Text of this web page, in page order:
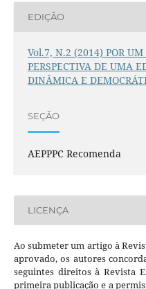
EDIÇÃO
Vol.7, N.2 (2014) POR UM
PERSPECTIVA DE UMA
DINÂMICA E
SEÇÃO
AEPPPC Recomenda
LICENÇA
Ao submeter um artigo à
aprovado, os autores
seguintes direitos à Revista
primeira publicação e a